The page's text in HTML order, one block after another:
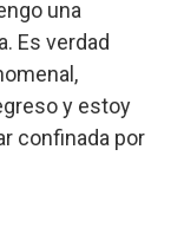
una
Es verdad
y estoy
confinada por